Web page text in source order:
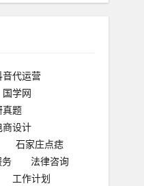
音代运营
国学网
真题
商设计
石家庄点痣
法律咨询
工作计划